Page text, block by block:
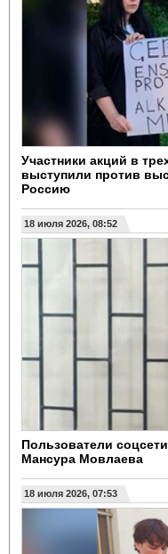
Участники акций в
выступили против
Россию
18 июля 2026, 08:52
Пользователи
Мансура Мовлаева
18 июля 2026, 07:53